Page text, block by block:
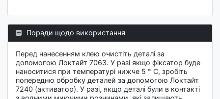
Поради щодо використання
Перед нанесенням клею очистіть деталі за
допомогою Локтайт 7063. У разі якщо фіксатор буде
наноситися при температурі нижче 5 ° C, зробіть
попередню обробку деталей за допомогою Локтайт
7240 (активатор). У разі, якщо деталі були в контакті